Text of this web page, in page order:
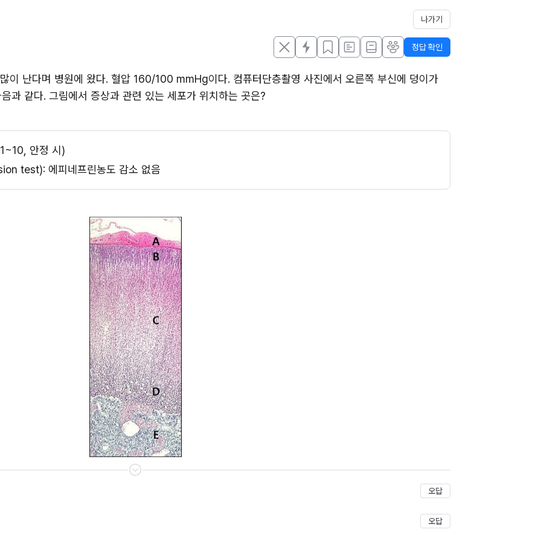
나가기
정답 확인
이 난다며 병원에 왔다. 혈압 160/100 mmHg이다. 컴퓨터단층촬영 사진에서 오른쪽 부신에 덩이가
과 같다. 그림에서 증상과 관련 있는 세포가 위치하는 곳은?
안정 시)
test): 에피네프린농도 감소 없음
저장
오답
오답